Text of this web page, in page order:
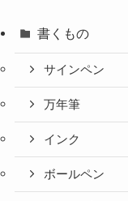
書くもの
サインペン
万年筆
インク
ボールペン